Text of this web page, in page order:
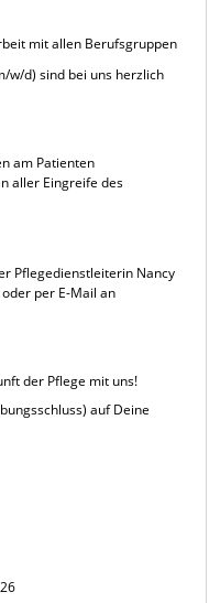
mit allen Berufsgruppen
w/d) sind bei uns herzlich
am Patienten
aller Eingreife des
Pflegedienstleiterin Nancy
per E-Mail an
der Pflege mit uns!
auf Deine